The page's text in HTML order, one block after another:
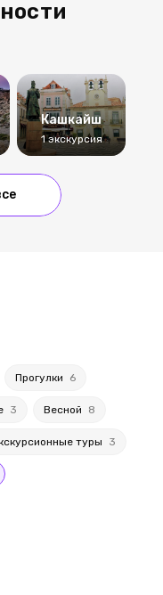
Кашкайш
1 экскурсия
Прогулки 6
3 Весной 8
туры 3